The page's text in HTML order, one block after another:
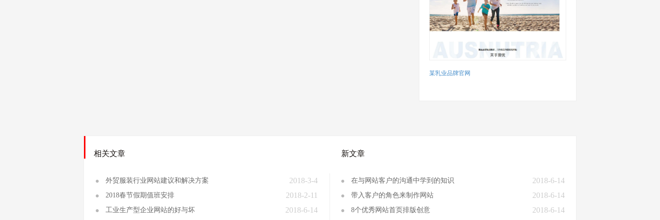
某乳业品牌官网
相关文章
外贸服装行业网站建议和解决方案 2018-3-4
2018春节假期值班安排 2018-2-11
工业生产型企业网站的好与坏 2018-6-14
新文章
在与网站客户的沟通中学到的知识 2018-6-14
带入客户的角色来制作网站 2018-6-14
8个优秀网站首页排版创意 2018-6-14